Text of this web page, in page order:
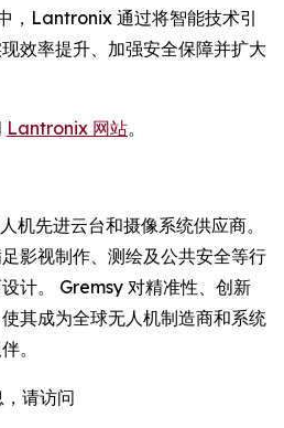
，Lantronix 通过将智能技术引
效率提升、加强安全保障并扩大
Lantronix 网站。
机先进云台和摄像系统供应商。
影视制作、测绘及公共安全等行
计。 Gremsy 对精准性、创新
其成为全球无人机制造商和系统
。
请访问